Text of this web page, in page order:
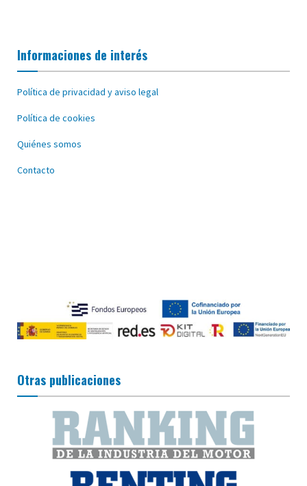
Informaciones de interés
Política de privacidad y aviso legal
Política de cookies
Quiénes somos
Contacto
Otras publicaciones